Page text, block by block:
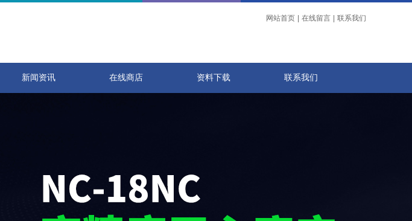
网站首页 在线留言 联系我们
新闻资讯 在线商店 资料下载 联系我们